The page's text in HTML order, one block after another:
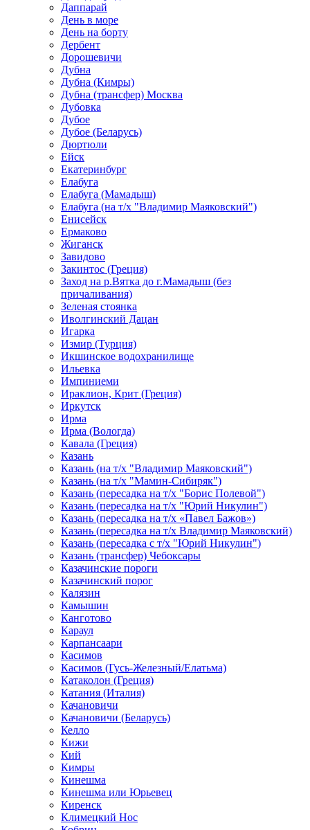
Даппарай
День в море
День на борту
Дербент
Дорошевичи
Дубна
Дубна (Кимры)
Дубна (трансфер) Москва
Дубовка
Дубое
Дубое (Беларусь)
Дюртюли
Ейск
Екатеринбург
Елабуга
Елабуга (Мамадыш)
Елабуга (на т/х "Владимир Маяковский")
Енисейск
Ермаково
Жиганск
Завидово
Закинтос (Греция)
Заход на р.Вятка до г.Мамадыш (без
причаливания)
Зеленая стоянка
Иволгинский Дацан
Игарка
Измир (Турция)
Икшинское водохранилище
Ильевка
Импиниеми
Ираклион, Крит (Греция)
Иркутск
Ирма
Ирма (Вологда)
Кавала (Греция)
Казань
Казань (на т/х "Владимир Маяковский")
Казань (на т/х "Мамин-Сибиряк")
Казань (пересадка на т/х "Борис Полевой")
Казань (пересадка на т/х "Юрий Никулин")
Казань (пересадка на т/х «Павел Бажов»)
Казань (пересадка на т/х Владимир Маяковский)
Казань (пересадка с т/х "Юрий Никулин")
Казань (трансфер) Чебоксары
Казачинские пороги
Казачинский порог
Калязин
Камышин
Канготово
Караул
Карпансаари
Касимов
Касимов (Гусь-Железный/Елатьма)
Катаколон (Греция)
Катания (Италия)
Качановичи
Качановичи (Беларусь)
Келло
Кижи
Кий
Кимры
Кинешма
Кинешма или Юрьевец
Киренск
Климецкий Нос